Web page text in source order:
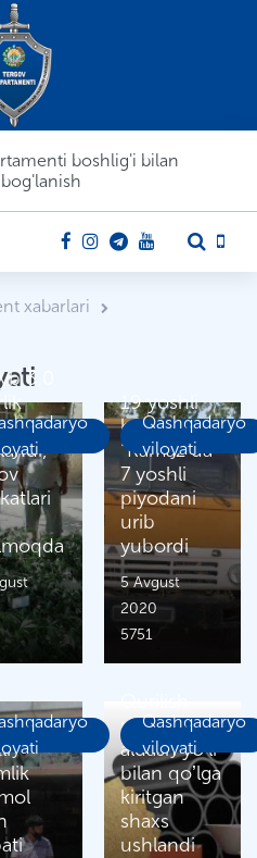
boshlig'i bilan
bog'lanish
xabarlari
3,0
Qashqadaryo
viloyati
19 yoshli
haydovchi
“Kamaz”da
7 yoshli
piyodani
urib
yubordi
5 Avgust
2020
5751
Qashqadaryo
viloyati
mollarini
aldash yoʼli
bilan qoʼlga
kiritgan
shaxs
ushlandi